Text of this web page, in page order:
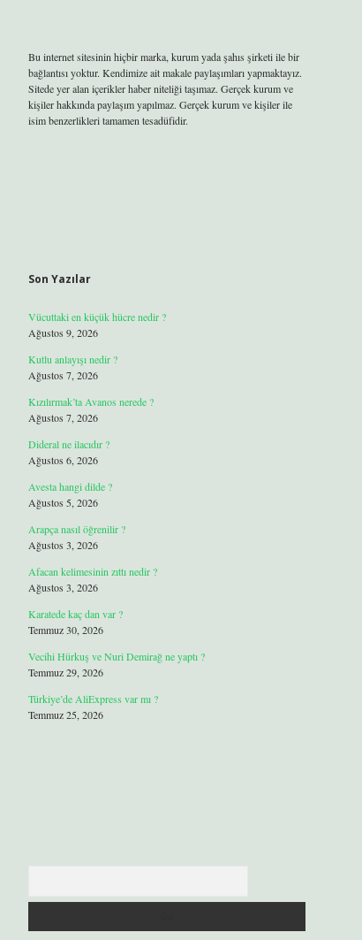
Bu internet sitesinin hiçbir marka, kurum yada şahıs şirketi ile bir
bağlantısı yoktur. Kendimize ait makale paylaşımları yapmaktayız.
Sitede yer alan içerikler haber niteliği taşımaz. Gerçek kurum ve
kişiler hakkında paylaşım yapılmaz. Gerçek kurum ve kişiler ile
isim benzerlikleri tamamen tesadüfidir.
Son Yazılar
Vücuttaki en küçük hücre nedir ?
Ağustos 9, 2026
Kutlu anlayışı nedir ?
Ağustos 7, 2026
Kızılırmak’ta Avanos nerede ?
Ağustos 7, 2026
Dideral ne ilacıdır ?
Ağustos 6, 2026
Avesta hangi dilde ?
Ağustos 5, 2026
Arapça nasıl öğrenilir ?
Ağustos 3, 2026
Afacan kelimesinin zıttı nedir ?
Ağustos 3, 2026
Karatede kaç dan var ?
Temmuz 30, 2026
Vecihi Hürkuş ve Nuri Demirağ ne yaptı ?
Temmuz 29, 2026
Türkiye’de AliExpress var mı ?
Temmuz 25, 2026